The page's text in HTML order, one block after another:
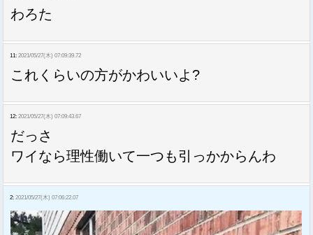
わろた
11: 2021/05/27(木) 07:09:39.72
これくらいの方がかわいいよ?
12: 2021/05/27(木) 07:09:43.67
だっさ
ワイなら理性働いて一つも引っかからんわ
2: 2021/05/27(木) 07:06:22.07